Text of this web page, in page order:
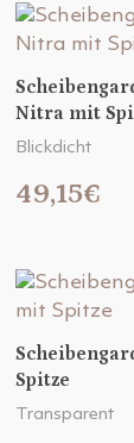
Nitra mit
Blickdicht
49,15€
Spitze
Transparent